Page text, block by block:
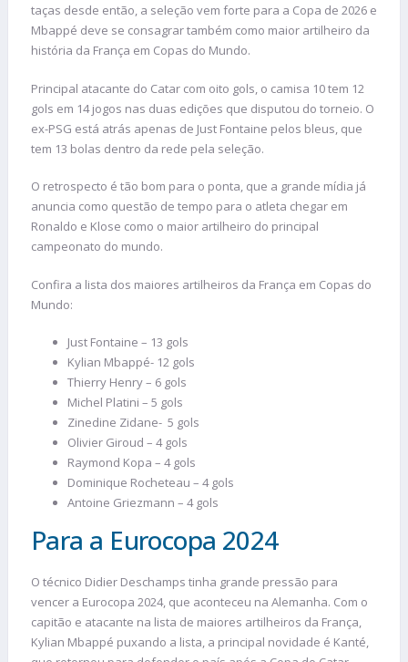
taças desde então, a seleção vem forte para a Copa de 2026 e
Mbappé deve se consagrar também como maior artilheiro da
história da França em Copas do Mundo.
Principal atacante do Catar com oito gols, o camisa 10 tem 12
gols em 14 jogos nas duas edições que disputou do torneio. O
ex-PSG está atrás apenas de Just Fontaine pelos bleus, que
tem 13 bolas dentro da rede pela seleção.
O retrospecto é tão bom para o ponta, que a grande mídia já
anuncia como questão de tempo para o atleta chegar em
Ronaldo e Klose como o maior artilheiro do principal
campeonato do mundo.
Confira a lista dos maiores artilheiros da França em Copas do
Mundo:
Just Fontaine – 13 gols
Kylian Mbappé- 12 gols
Thierry Henry – 6 gols
Michel Platini – 5 gols
Zinedine Zidane- 5 gols
Olivier Giroud – 4 gols
Raymond Kopa – 4 gols
Dominique Rocheteau – 4 gols
Antoine Griezmann – 4 gols
Para a Eurocopa 2024
O técnico Didier Deschamps tinha grande pressão para
vencer a Eurocopa 2024, que aconteceu na Alemanha. Com o
capitão e atacante na lista de maiores artilheiros da França,
Kylian Mbappé puxando a lista, a principal novidade é Kanté,